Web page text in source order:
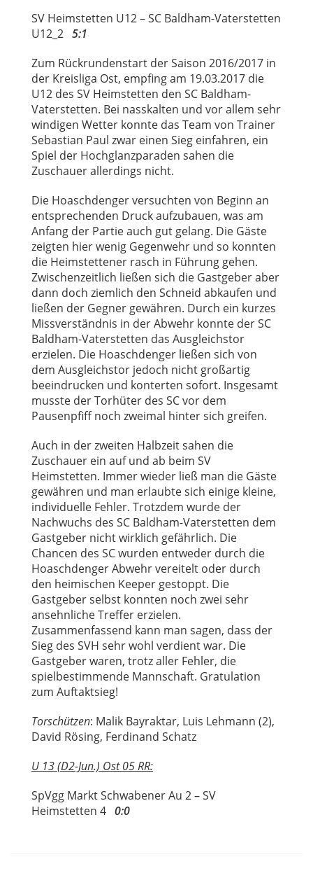
SV Heimstetten U12 – SC Baldham-Vaterstetten
U12_2 5:1
Zum Rückrundenstart der Saison 2016/2017 in
der Kreisliga Ost, empfing am 19.03.2017 die
U12 des SV Heimstetten den SC Baldham-
Vaterstetten. Bei nasskalten und vor allem sehr
windigen Wetter konnte das Team von Trainer
Sebastian Paul zwar einen Sieg einfahren, ein
Spiel der Hochglanzparaden sahen die
Zuschauer allerdings nicht.
Die Hoaschdenger versuchten von Beginn an
entsprechenden Druck aufzubauen, was am
Anfang der Partie auch gut gelang. Die Gäste
zeigten hier wenig Gegenwehr und so konnten
die Heimstettener rasch in Führung gehen.
Zwischenzeitlich ließen sich die Gastgeber aber
dann doch ziemlich den Schneid abkaufen und
ließen der Gegner gewähren. Durch ein kurzes
Missverständnis in der Abwehr konnte der SC
Baldham-Vaterstetten das Ausgleichstor
erzielen. Die Hoaschdenger ließen sich von
dem Ausgleichstor jedoch nicht großartig
beeindrucken und konterten sofort. Insgesamt
musste der Torhüter des SC vor dem
Pausenpfiff noch zweimal hinter sich greifen.
Auch in der zweiten Halbzeit sahen die
Zuschauer ein auf und ab beim SV
Heimstetten. Immer wieder ließ man die Gäste
gewähren und man erlaubte sich einige kleine,
individuelle Fehler. Trotzdem wurde der
Nachwuchs des SC Baldham-Vaterstetten dem
Gastgeber nicht wirklich gefährlich. Die
Chancen des SC wurden entweder durch die
Hoaschdenger Abwehr vereitelt oder durch
den heimischen Keeper gestoppt. Die
Gastgeber selbst konnten noch zwei sehr
ansehnliche Treffer erzielen.
Zusammenfassend kann man sagen, dass der
Sieg des SVH sehr wohl verdient war. Die
Gastgeber waren, trotz aller Fehler, die
spielbestimmende Mannschaft. Gratulation
zum Auftaktsieg!
Torschützen: Malik Bayraktar, Luis Lehmann (2),
David Rösing, Ferdinand Schatz
U 13 (D2-Jun.) Ost 05 RR:
SpVgg Markt Schwabener Au 2 – SV
Heimstetten 4 0:0